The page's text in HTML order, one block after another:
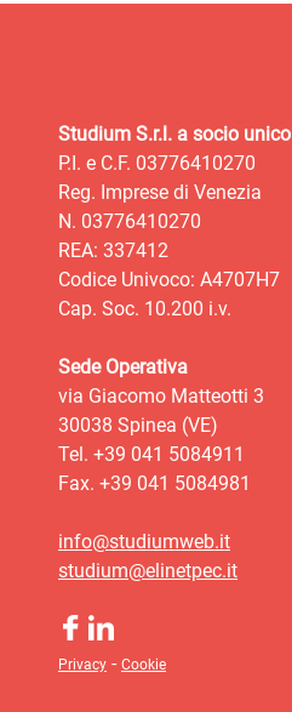
Studium S.r.l. a socio unico
P.I. e C.F. 03776410270
Reg. Imprese di Venezia
N. 03776410270
REA: 337412
Codice Univoco: A4707H7
Cap. Soc. 10.200 i.v.
Sede Operativa
via Giacomo Matteotti 3
30038 Spinea (VE)
Tel. +39 041 5084911
Fax. +39 041 5084981
info@studiumweb.it
studium@elinetpec.it
Privacy - Cookie